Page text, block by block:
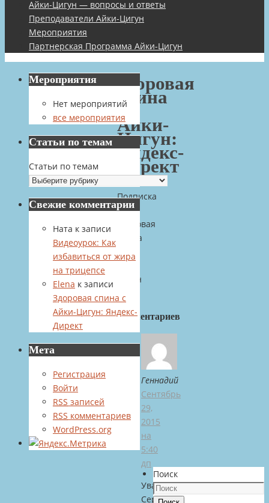
Айки-Цигун — вопросы и ответы
Преподаватели Айки-Цигун
Мероприятия
Партнерская Программа Айки-Цигун
Здоровая
спина
с
Айки-
Цигун:
Яндекс-
Директ
Подписка
на
здоровая
спина
Айки-
Цигун
8
комментариев
Геннадий
Сентябрь
29,
2015
на
5:40
дп
Уважаемый
Сергей!
Мероприятия
Нет мероприятий
все мероприятия
Статьи по темам
Статьи по темам
Свежие комментарии
Ната к записи
Видеоурок: Как
избавиться от жира
на трицепсе
Elena к записи
Здоровая спина с
Айки-Цигун: Яндекс-
Директ
Мета
Регистрация
Войти
RSS записей
RSS комментариев
WordPress.org
Поиск